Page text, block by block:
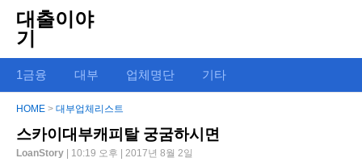
대출이야
기
1금융 대부 업체명단 기타
HOME > 대부업체리스트
스카이대부캐피탈 궁굼하시면
LoanStory | 10:19 오후 | 2017년 8월 2일